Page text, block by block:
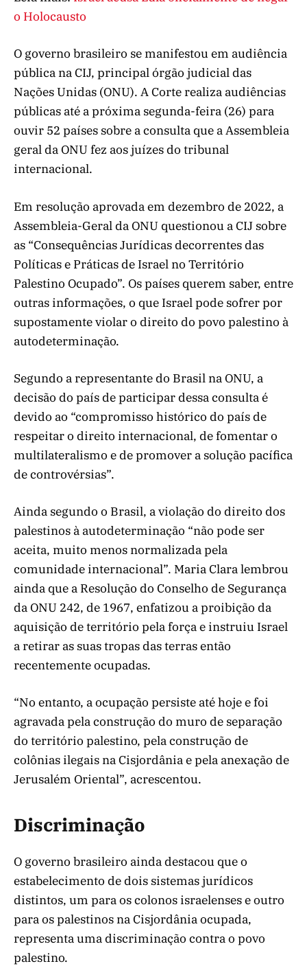
o Holocausto
O governo brasileiro se manifestou em audiência
pública na CIJ, principal órgão judicial das
Nações Unidas (ONU). A Corte realiza audiências
públicas até a próxima segunda-feira (26) para
ouvir 52 países sobre a consulta que a Assembleia
geral da ONU fez aos juízes do tribunal
internacional.
Em resolução aprovada em dezembro de 2022, a
Assembleia-Geral da ONU questionou a CIJ sobre
as “Consequências Jurídicas decorrentes das
Políticas e Práticas de Israel no Território
Palestino Ocupado”. Os países querem saber, entre
outras informações, o que Israel pode sofrer por
supostamente violar o direito do povo palestino à
autodeterminação.
Segundo a representante do Brasil na ONU, a
decisão do país de participar dessa consulta é
devido ao “compromisso histórico do país de
respeitar o direito internacional, de fomentar o
multilateralismo e de promover a solução pacífica
de controvérsias”.
Ainda segundo o Brasil, a violação do direito dos
palestinos à autodeterminação “não pode ser
aceita, muito menos normalizada pela
comunidade internacional”. Maria Clara lembrou
ainda que a Resolução do Conselho de Segurança
da ONU 242, de 1967, enfatizou a proibição da
aquisição de território pela força e instruiu Israel
a retirar as suas tropas das terras então
recentemente ocupadas.
“No entanto, a ocupação persiste até hoje e foi
agravada pela construção do muro de separação
do território palestino, pela construção de
colônias ilegais na Cisjordânia e pela anexação de
Jerusalém Oriental”, acrescentou.
Discriminação
O governo brasileiro ainda destacou que o
estabelecimento de dois sistemas jurídicos
distintos, um para os colonos israelenses e outro
para os palestinos na Cisjordânia ocupada,
representa uma discriminação contra o povo
palestino.